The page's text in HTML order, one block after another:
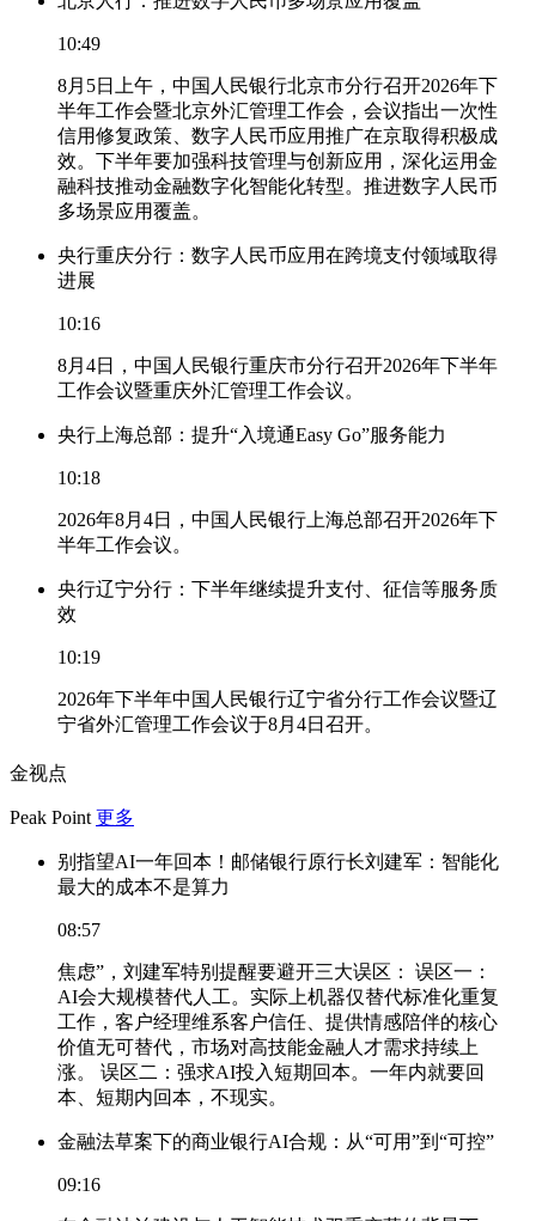
10:49
8月5日上午，中国人民银行北京市分行召开2026年下
半年工作会暨北京外汇管理工作会，会议指出一次性
信用修复政策、数字人民币应用推广在京取得积极成
效。下半年要加强科技管理与创新应用，深化运用金
融科技推动金融数字化智能化转型。推进数字人民币
多场景应用覆盖。
央行重庆分行：数字人民币应用在跨境支付领域取得
进展
10:16
8月4日，中国人民银行重庆市分行召开2026年下半年
工作会议暨重庆外汇管理工作会议。
央行上海总部：提升“入境通Easy Go”服务能力
10:18
2026年8月4日，中国人民银行上海总部召开2026年下
半年工作会议。
央行辽宁分行：下半年继续提升支付、征信等服务质
效
10:19
2026年下半年中国人民银行辽宁省分行工作会议暨辽
宁省外汇管理工作会议于8月4日召开。
金视点
Peak Point 更多
别指望AI一年回本！邮储银行原行长刘建军：智能化
最大的成本不是算力
08:57
焦虑”，刘建军特别提醒要避开三大误区： 误区一：
AI会大规模替代人工。实际上机器仅替代标准化重复
工作，客户经理维系客户信任、提供情感陪伴的核心
价值无可替代，市场对高技能金融人才需求持续上
涨。 误区二：强求AI投入短期回本。一年内就要回
本、短期内回本，不现实。
金融法草案下的商业银行AI合规：从“可用”到“可控”
09:16